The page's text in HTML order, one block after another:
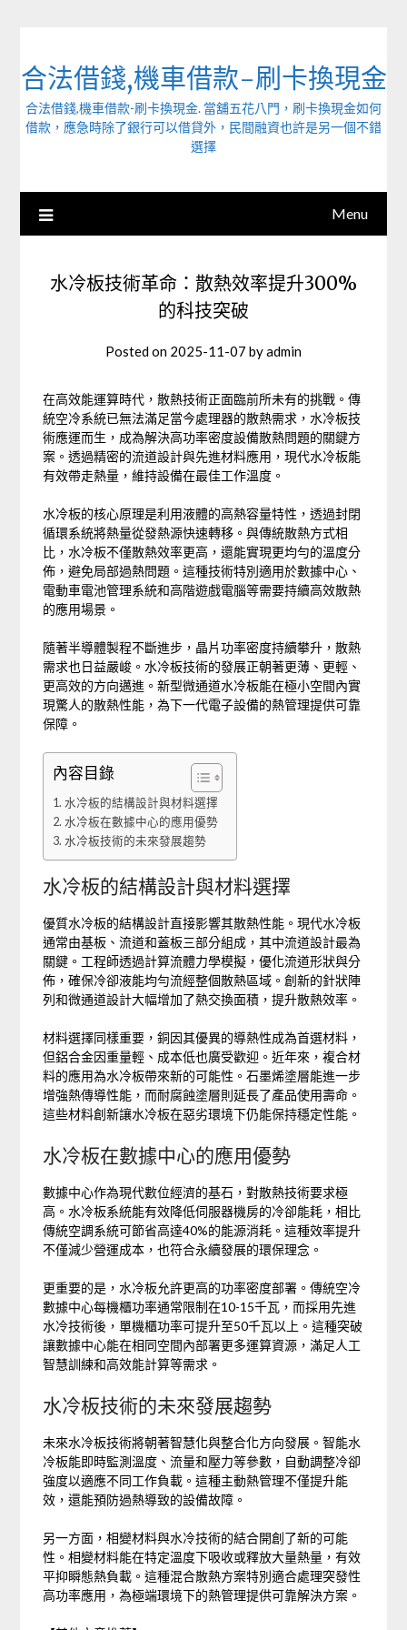
合法借錢,機車借款-刷卡換現金
合法借錢,機車借款-刷卡換現金. 當舖五花八門，刷卡換現金如何
借款，應急時除了銀行可以借貸外，民間融資也許是另一個不錯
選擇
Menu
水冷板技術革命：散熱效率提升300%
的科技突破
Posted on 2025-11-07 byadmin
在高效能運算時代，散熱技術正面臨前所未有的挑戰。傳
統空冷系統已無法滿足當今處理器的散熱需求，水冷板技
術應運而生，成為解決高功率密度設備散熱問題的關鍵方
案。透過精密的流道設計與先進材料應用，現代水冷板能
有效帶走熱量，維持設備在最佳工作溫度。
水冷板的核心原理是利用液體的高熱容量特性，透過封閉
循環系統將熱量從發熱源快速轉移。與傳統散熱方式相
比，水冷板不僅散熱效率更高，還能實現更均勻的溫度分
佈，避免局部過熱問題。這種技術特別適用於數據中心、
電動車電池管理系統和高階遊戲電腦等需要持續高效散熱
的應用場景。
隨著半導體製程不斷進步，晶片功率密度持續攀升，散熱
需求也日益嚴峻。水冷板技術的發展正朝著更薄、更輕、
更高效的方向邁進。新型微通道水冷板能在極小空間內實
現驚人的散熱性能，為下一代電子設備的熱管理提供可靠
保障。
內容目錄
水冷板的結構設計與材料選擇
水冷板在數據中心的應用優勢
水冷板技術的未來發展趨勢
水冷板的結構設計與材料選擇
優質水冷板的結構設計直接影響其散熱性能。現代水冷板
通常由基板、流道和蓋板三部分組成，其中流道設計最為
關鍵。工程師透過計算流體力學模擬，優化流道形狀與分
佈，確保冷卻液能均勻流經整個散熱區域。創新的針狀陣
列和微通道設計大幅增加了熱交換面積，提升散熱效率。
材料選擇同樣重要，銅因其優異的導熱性成為首選材料，
但鋁合金因重量輕、成本低也廣受歡迎。近年來，複合材
料的應用為水冷板帶來新的可能性。石墨烯塗層能進一步
增強熱傳導性能，而耐腐蝕塗層則延長了產品使用壽命。
這些材料創新讓水冷板在惡劣環境下仍能保持穩定性能。
水冷板在數據中心的應用優勢
數據中心作為現代數位經濟的基石，對散熱技術要求極
高。水冷板系統能有效降低伺服器機房的冷卻能耗，相比
傳統空調系統可節省高達40%的能源消耗。這種效率提升
不僅減少營運成本，也符合永續發展的環保理念。
更重要的是，水冷板允許更高的功率密度部署。傳統空冷
數據中心每機櫃功率通常限制在10-15千瓦，而採用先進
水冷技術後，單機櫃功率可提升至50千瓦以上。這種突破
讓數據中心能在相同空間內部署更多運算資源，滿足人工
智慧訓練和高效能計算等需求。
水冷板技術的未來發展趨勢
未來水冷板技術將朝著智慧化與整合化方向發展。智能水
冷板能即時監測溫度、流量和壓力等參數，自動調整冷卻
強度以適應不同工作負載。這種主動熱管理不僅提升能
效，還能預防過熱導致的設備故障。
另一方面，相變材料與水冷技術的結合開創了新的可能
性。相變材料能在特定溫度下吸收或釋放大量熱量，有效
平抑瞬態熱負載。這種混合散熱方案特別適合處理突發性
高功率應用，為極端環境下的熱管理提供可靠解決方案。